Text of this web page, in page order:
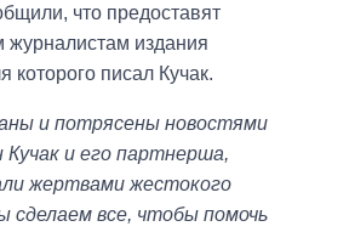
что предоставят
журналистам издания
которого писал Кучак.
и потрясены новостями
и его партнерша,
жертвами жестокого
сделаем все, чтобы помочь